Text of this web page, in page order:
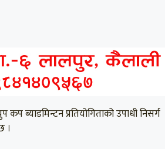
कप ब्याडमिन्टन प्रतियोगिताको उपाधी निसर्ग
।